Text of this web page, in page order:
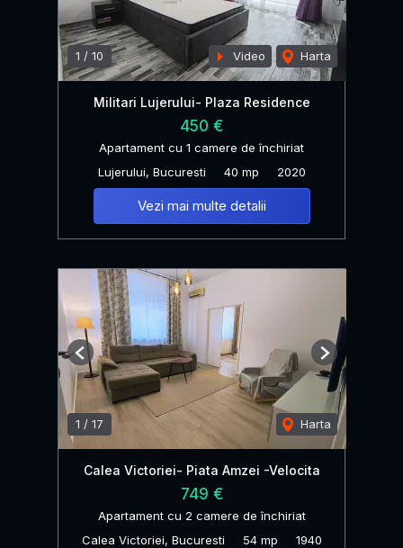
1 / 10 Video Harta
Militari Lujerului- Plaza Residence
450 €
Apartament cu 1 camere de închiriat
Lujerului, Bucuresti
40 mp 2020
Vezi mai multe detalii
1 / 17 Harta
Previous Next
Calea Victoriei- Piata Amzei -Velocita
749 €
Apartament cu 2 camere de închiriat
Calea Victoriei, Bucuresti
54 mp 1940